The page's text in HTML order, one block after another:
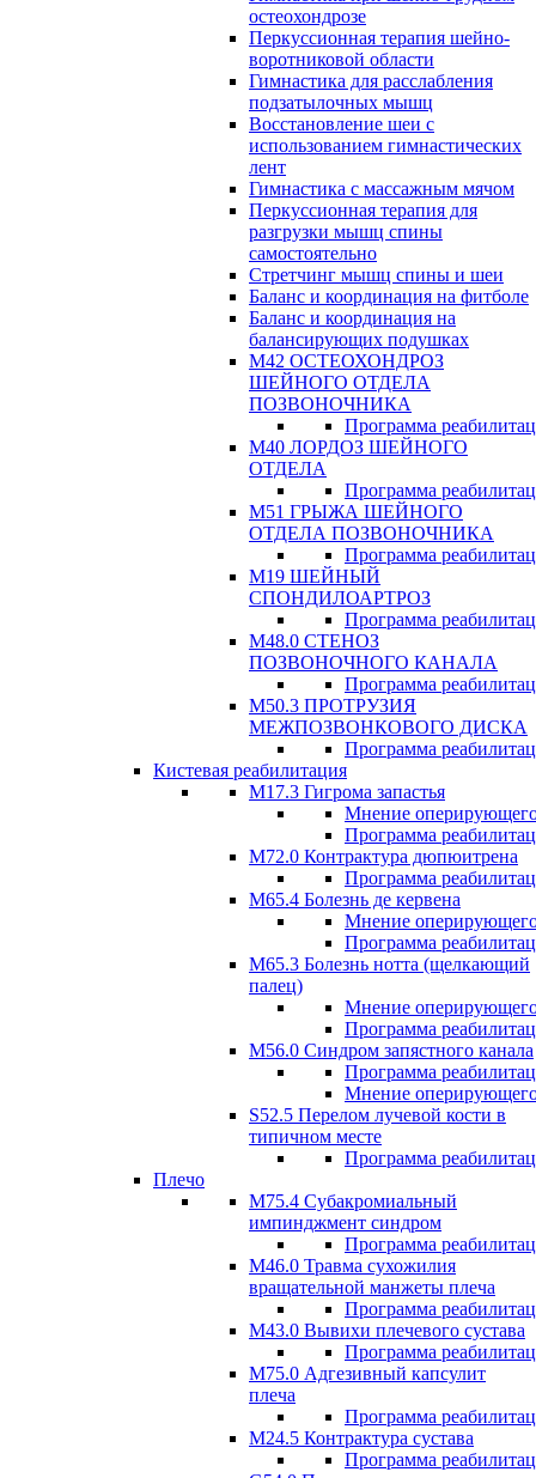
остеохондрозе
Перкуссионная терапия шейно-
воротниковой области
Гимнастика для расслабления
подзатылочных мышц
Восстановление шеи с
использованием гимнастических
лент
Гимнастика с массажным мячом
Перкуссионная терапия для
разгрузки мышц спины
самостоятельно
Стретчинг мышц спины и шеи
Баланс и координация на фитболе
Баланс и координация на
балансирующих подушках
М42 ОСТЕОХОНДРОЗ
ШЕЙНОГО ОТДЕЛА
ПОЗВОНОЧНИКА
Программа
М40 ЛОРДОЗ ШЕЙНОГО
ОТДЕЛА
Программа
М51 ГРЫЖА ШЕЙНОГО
ОТДЕЛА ПОЗВОНОЧНИКА
Программа
М19 ШЕЙНЫЙ
СПОНДИЛОАРТРОЗ
Программа
М48.0 СТЕНОЗ
ПОЗВОНОЧНОГО КАНАЛА
Программа
М50.3 ПРОТРУЗИЯ
МЕЖПОЗВОНКОВОГО ДИСКА
Программа
Кистевая реабилитация
M17.3 Гигрома запастья
Мнение
Программа
М72.0 Контрактура дюпюитрена
Программа
M65.4 Болезнь де кервена
Мнение
Программа
М65.3 Болезнь нотта (щелкающий
палец)
Мнение
Программа
M56.0 Синдром запястного канала
Программа
Мнение
S52.5 Перелом лучевой кости в
типичном месте
Программа
Плечо
М75.4 Субакромиальный
импинджмент синдром
Программа
М46.0 Травма сухожилия
вращательной манжеты плеча
Программа
M43.0 Вывихи плечевого сустава
Программа
М75.0 Адгезивный капсулит
плеча
Программа
M24.5 Контрактура сустава
Программа